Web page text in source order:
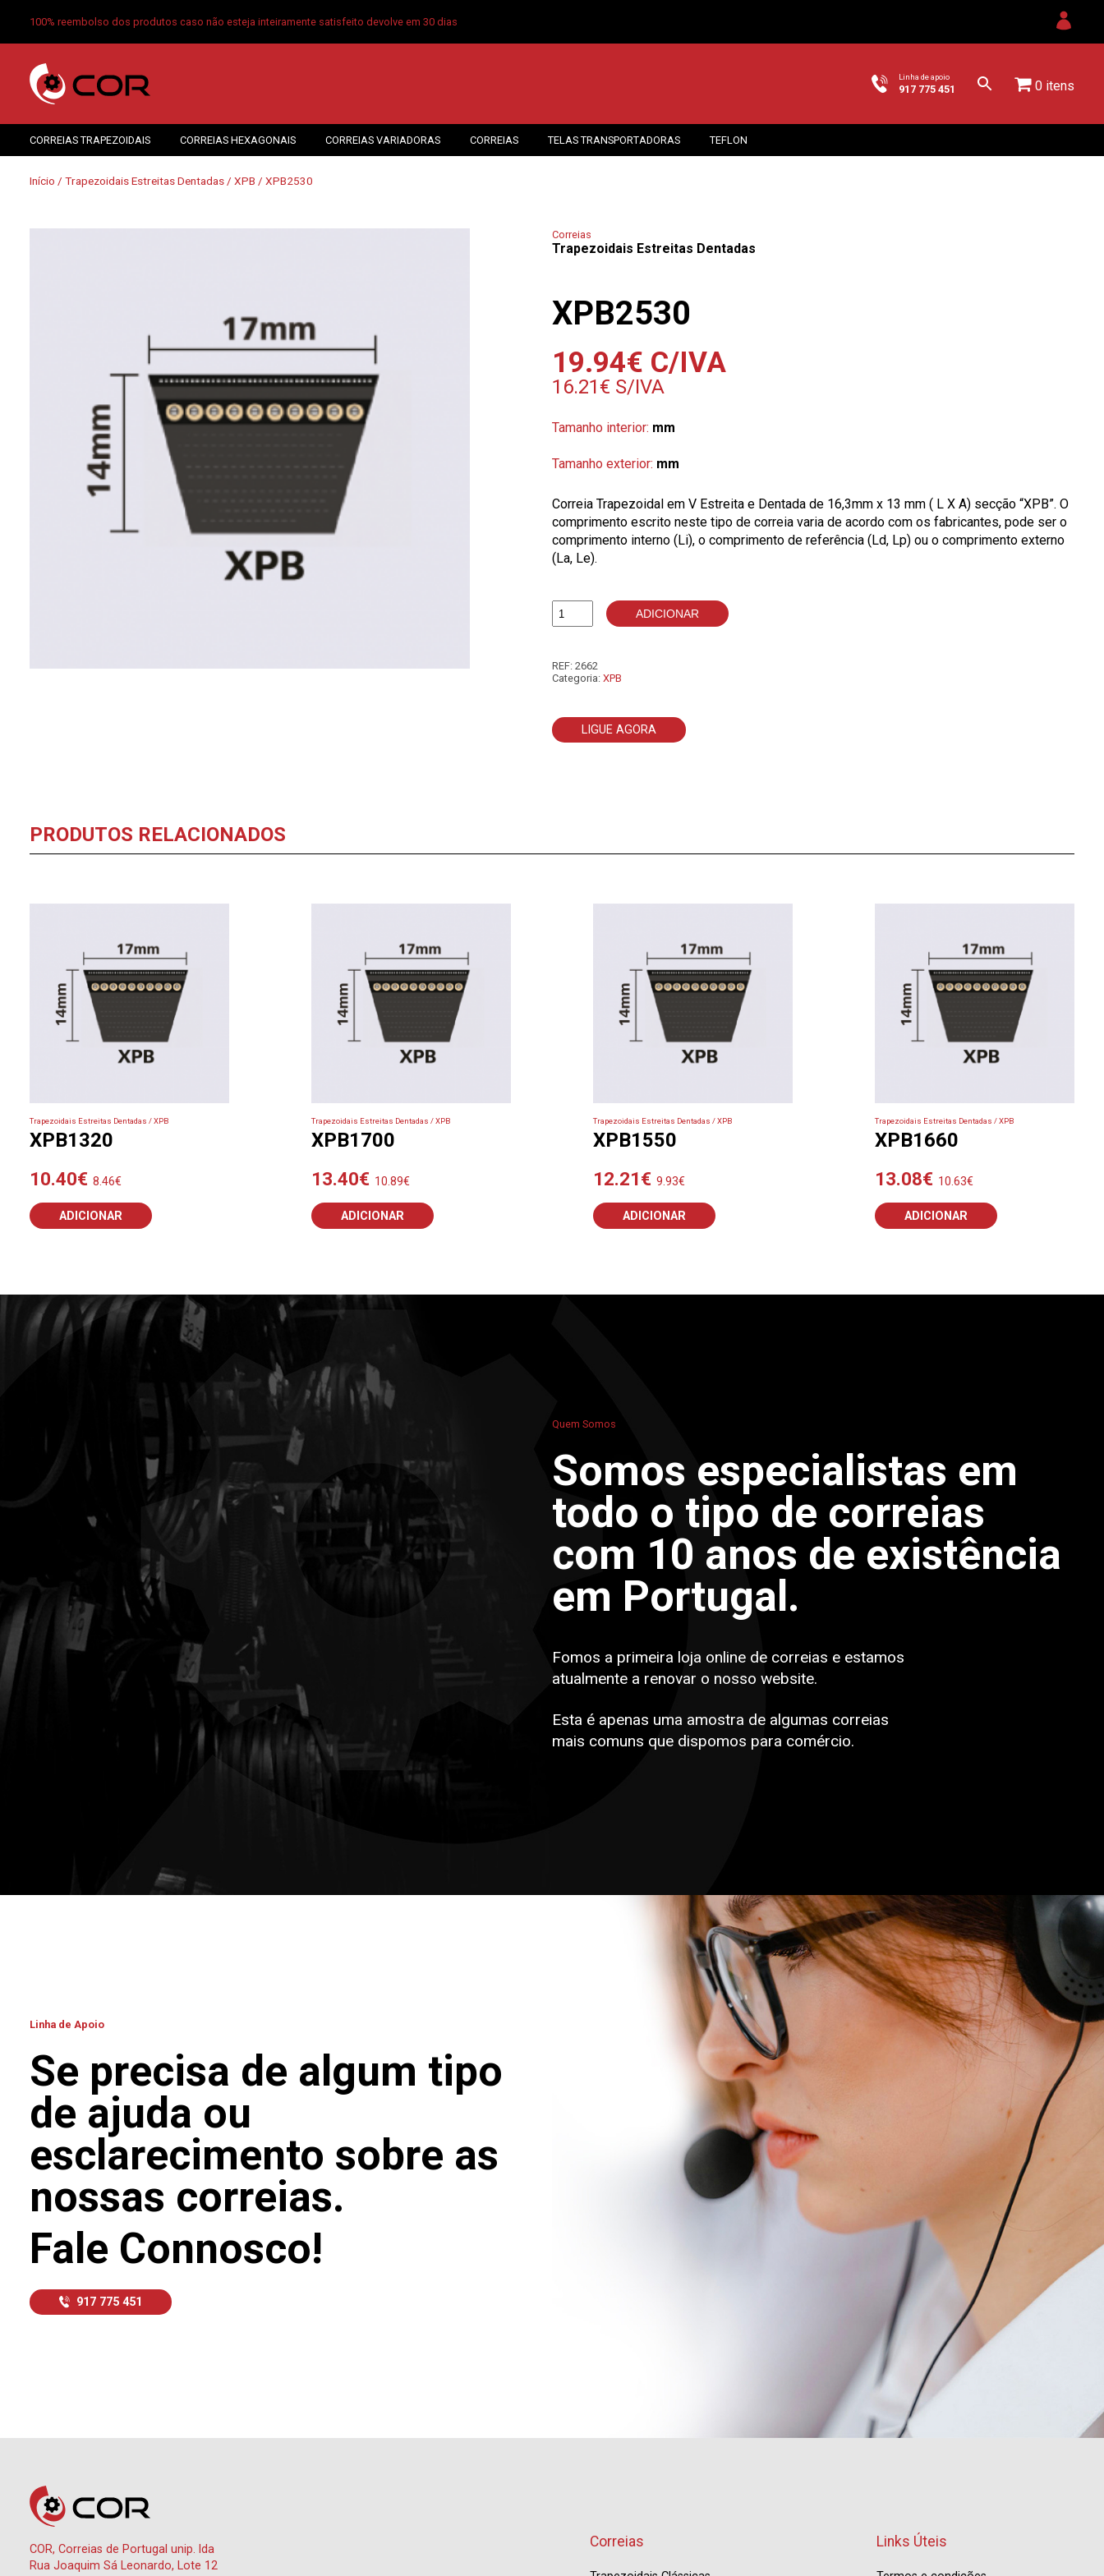
100% reembolso dos produtos caso não esteja inteiramente satisfeito devolve em 30 dias
Linha de apoio
917 775 451 0 itens
CORREIAS TRAPEZOIDAIS CORREIAS HEXAGONAIS CORREIAS VARIADORAS CORREIAS TELAS TRANSPORTADORAS TEFLON
Início / Trapezoidais Estreitas Dentadas / XPB / XPB2530
Correias
Trapezoidais Estreitas Dentadas
XPB2530
19.94€ C/IVA
16.21€ S/IVA
Tamanho interior: mm
Tamanho exterior: mm
Correia Trapezoidal em V Estreita e Dentada de 16,3mm x 13 mm ( L X A) secção “XPB”. O
comprimento escrito neste tipo de correia varia de acordo com os fabricantes, pode ser o
comprimento interno (Li), o comprimento de referência (Ld, Lp) ou o comprimento externo
(La, Le).
Quantidade
ADICIONAR
REF: 2662
Categoria: XPB
LIGUE AGORA
PRODUTOS RELACIONADOS
Trapezoidais Estreitas Dentadas / XPB
XPB1320
10.40€ 8.46€
ADICIONAR
Trapezoidais Estreitas Dentadas / XPB
XPB1700
13.40€ 10.89€
ADICIONAR
Trapezoidais Estreitas Dentadas / XPB
XPB1550
12.21€ 9.93€
ADICIONAR
Trapezoidais Estreitas Dentadas / XPB
XPB1660
13.08€ 10.63€
ADICIONAR
Quem Somos
Somos especialistas em
todo o tipo de correias
com 10 anos de existência
em Portugal.
Fomos a primeira loja online de correias e estamos
atualmente a renovar o nosso website.
Esta é apenas uma amostra de algumas correias
mais comuns que dispomos para comércio.
Linha de Apoio
Se precisa de algum tipo
de ajuda ou
esclarecimento sobre as
nossas correias.
Fale Connosco!
917 775 451
COR, Correias de Portugal unip. lda
Rua Joaquim Sá Leonardo, Lote 12
Correias Links Úteis